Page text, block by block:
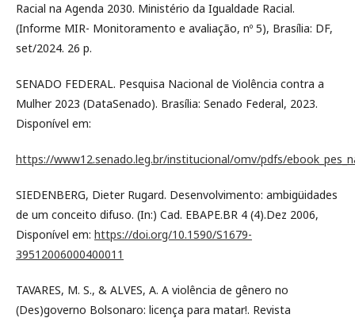
Racial na Agenda 2030. Ministério da Igualdade Racial.
(Informe MIR- Monitoramento e avaliação, nº 5), Brasília: DF,
set/2024. 26 p.
SENADO FEDERAL. Pesquisa Nacional de Violência contra a
Mulher 2023 (DataSenado). Brasília: Senado Federal, 2023.
Disponível em:
https://www12.senado.leg.br/institucional/omv/pdfs/
SIEDENBERG, Dieter Rugard. Desenvolvimento: ambigüidades
de um conceito difuso. (In:) Cad. EBAPE.BR 4 (4).Dez 2006,
Disponível em: https://doi.org/10.1590/S1679-
39512006000400011
TAVARES, M. S., & ALVES, A. A violência de gênero no
(Des)governo Bolsonaro: licença para matar!. Revista